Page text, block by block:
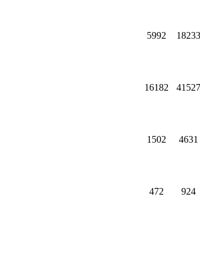
5992 18233
16182 41527
1502 4631
472 924